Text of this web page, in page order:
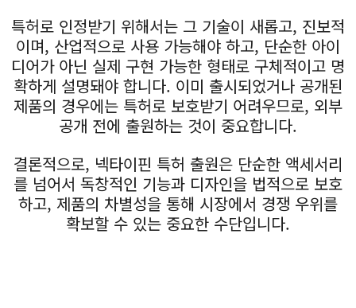
특허로 인정받기 위해서는 그 기술이 새롭고, 진보적
이며, 산업적으로 사용 가능해야 하고, 단순한 아이
디어가 아닌 실제 구현 가능한 형태로 구체적이고 명
확하게 설명돼야 합니다. 이미 출시되었거나 공개된
제품의 경우에는 특허로 보호받기 어려우므로, 외부
공개 전에 출원하는 것이 중요합니다.
결론적으로, 넥타이핀 특허 출원은 단순한 액세서리
를 넘어서 독창적인 기능과 디자인을 법적으로 보호
하고, 제품의 차별성을 통해 시장에서 경쟁 우위를
확보할 수 있는 중요한 수단입니다.